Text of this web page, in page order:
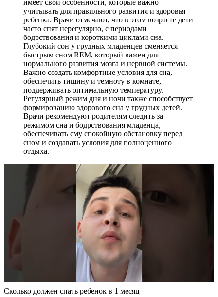
имеет свои особенности, которые важно
учитывать для правильного развития и здоровья
ребенка. Врачи отмечают, что в этом возрасте дети
часто спят нерегулярно, с периодами
бодрствования и короткими циклами сна.
Глубокий сон у грудных младенцев сменяется
быстрым сном REM, который важен для
нормального развития мозга и нервной системы.
Важно создать комфортные условия для сна,
обеспечить тишину и темноту в комнате,
поддерживать оптимальную температуру.
Регулярный режим дня и ночи также способствует
формированию здорового сна у грудных детей.
Врачи рекомендуют родителям следить за
режимом сна и бодрствования младенца,
обеспечивать ему спокойную обстановку перед
сном и создавать условия для полноценного
отдыха.
Сколько должен спать ребенок в 1 месяц